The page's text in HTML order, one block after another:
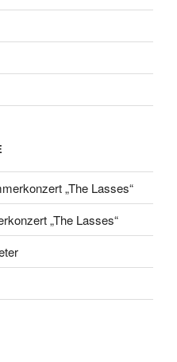
„The Lasses“
„The Lasses“